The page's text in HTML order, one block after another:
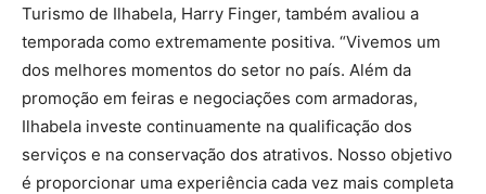
Turismo de Ilhabela, Harry Finger, também avaliou a
temporada como extremamente positiva. “Vivemos um
dos melhores momentos do setor no país. Além da
promoção em feiras e negociações com armadoras,
Ilhabela investe continuamente na qualificação dos
serviços e na conservação dos atrativos. Nosso objetivo
é proporcionar uma experiência cada vez mais completa